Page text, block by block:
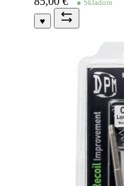
● Skladom
♥